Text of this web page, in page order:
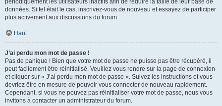
périodiquement les utilisateurs inactifs afin de réduire la taille de leur base de
données. Si tel était le cas, inscrivez-vous de nouveau et essayez de participer
plus activement aux discussions du forum.
Haut
J’ai perdu mon mot de passe !
Pas de panique ! Bien que votre mot de passe ne puisse pas être récupéré, il
peut facilement être réinitialisé. Veuillez vous rendre sur la page de connexion
et cliquer sur « J’ai perdu mon mot de passe ». Suivez les instructions et vous
devriez être en mesure de pouvoir vous connecter de nouveau rapidement.
Cependant, si vous ne pouvez pas réinitialiser votre mot de passe, nous vous
invitons à contacter un administrateur du forum.